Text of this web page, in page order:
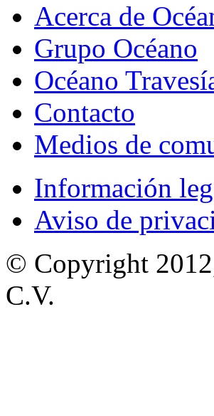
Acerca de
Grupo Océano
Océano
Contacto
Medios de
Información
Aviso de
© Copyright
C.V.